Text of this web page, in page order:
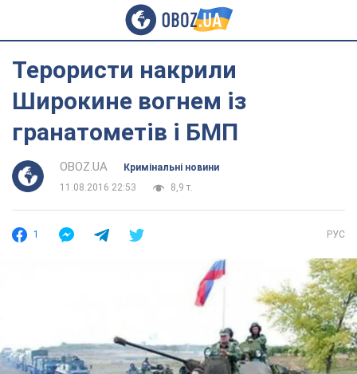
Терористи накрили
Широкине вогнем із
гранатометів і БМП
OBOZ.UA
Кримінальні новини
11.08.2016 22:53
8,9 т.
1 РУС